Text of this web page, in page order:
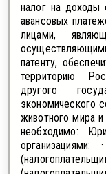
налог на доходы
авансовых
лицами,
патенту,
территорию
другого
экономического
животного мира
необходимо: